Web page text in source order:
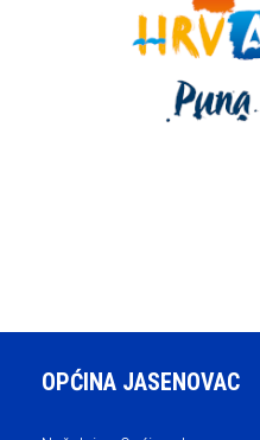
OPĆINA JASENOVAC